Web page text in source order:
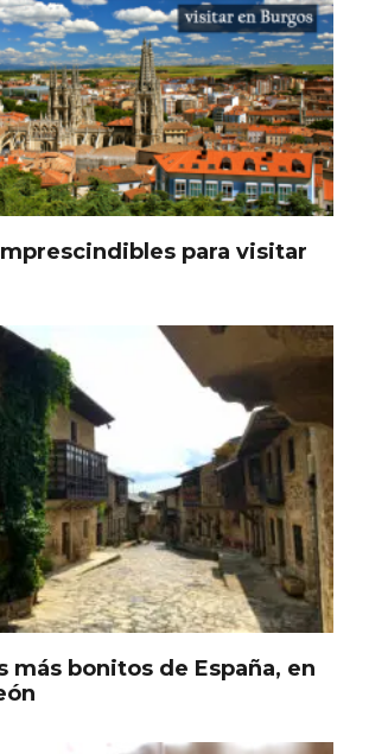
para visitar
más bonitos de España, en
visitando la Bodega Museo
Peñafiel